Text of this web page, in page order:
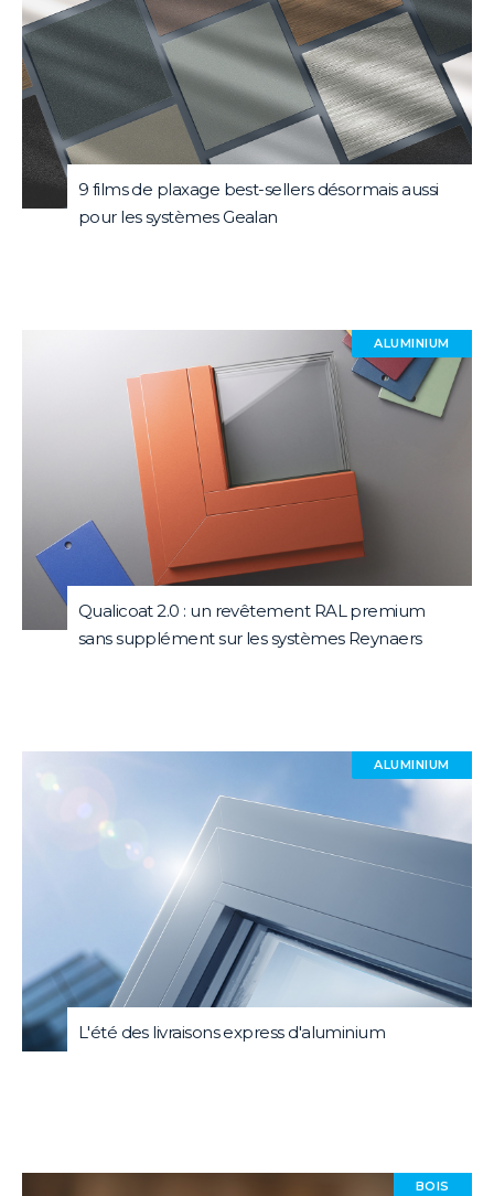
9 films de plaxage best-sellers désormais aussi
pour les systèmes Gealan
Qualicoat 2.0 : un revêtement RAL premium
sans supplément sur les systèmes Reynaers
ALUMINIUM
L'été des livraisons express d'aluminium
ALUMINIUM
BOIS